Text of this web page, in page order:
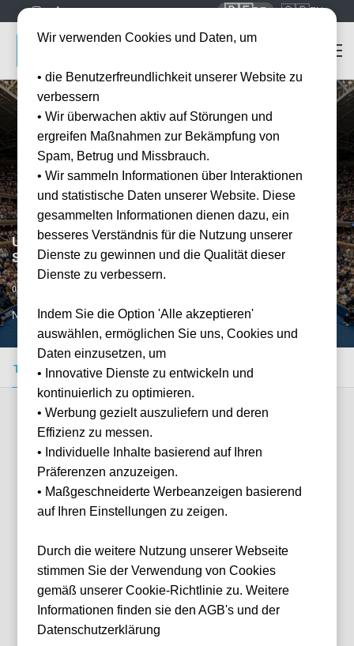
🇩🇪DE 🇬🇧EN
US Open - Men’s / Women’s 2nd Round - 3
September - Night Session
03.09.2026
NYC, US
Tickets kaufen Event-Info FAQ
Verfügbare Kategorien (4)
Lower Tier Sideline
Wir verwenden Cookies und Daten, um
• die Benutzerfreundlichkeit unserer Website zu
verbessern
• Wir überwachen aktiv auf Störungen und
ergreifen Maßnahmen zur Bekämpfung von
Spam, Betrug und Missbrauch.
• Wir sammeln Informationen über Interaktionen
und statistische Daten unserer Website. Diese
gesammelten Informationen dienen dazu, ein
besseres Verständnis für die Nutzung unserer
Dienste zu gewinnen und die Qualität dieser
Dienste zu verbessern.
Indem Sie die Option 'Alle akzeptieren'
auswählen, ermöglichen Sie uns, Cookies und
Daten einzusetzen, um
• Innovative Dienste zu entwickeln und
kontinuierlich zu optimieren.
• Werbung gezielt auszuliefern und deren
Effizienz zu messen.
• Individuelle Inhalte basierend auf Ihren
Präferenzen anzuzeigen.
• Maßgeschneiderte Werbeanzeigen basierend
auf Ihren Einstellungen zu zeigen.
Durch die weitere Nutzung unserer Webseite
stimmen Sie der Verwendung von Cookies
gemäß unserer Cookie-Richtlinie zu. Weitere
Informationen finden sie den AGB's und der
Datenschutzerklärung